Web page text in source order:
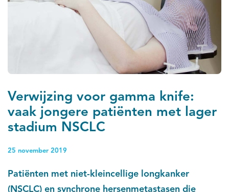
Verwijzing voor gamma knife:
vaak jongere patiënten met lager
stadium NSCLC
25 november 2019
Patiënten met niet-kleincellige longkanker
(NSCLC) en synchrone hersenmetastasen die